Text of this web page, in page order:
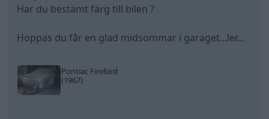
Har du bestämt färg till bilen ?
Hoppas du får en glad midsommar i garaget...ler...
Pontiac Firebird
(1967)